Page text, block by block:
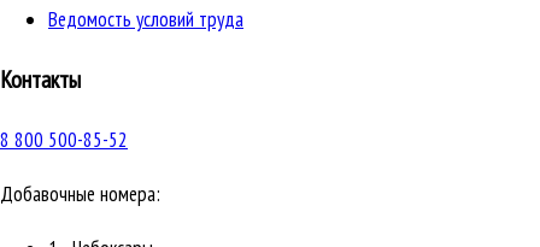
Ведомость условий труда
Контакты
8 800 500-85-52
Добавочные номера: